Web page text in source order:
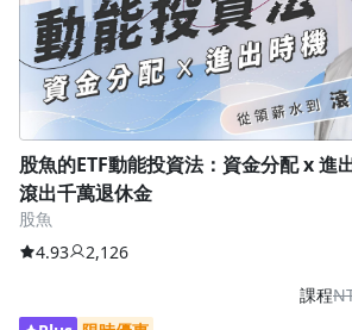
股魚的ETF動能投資法：資金分配 x 進
滾出千萬退休金
股魚
4.93
2,126
課程
沒有待播放的清單
去逛逛